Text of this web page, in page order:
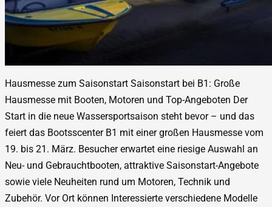
Hausmesse zum Saisonstart Saisonstart bei B1: Große
Hausmesse mit Booten, Motoren und Top-Angeboten Der
Start in die neue Wassersportsaison steht bevor – und das
feiert das Bootsscenter B1 mit einer großen Hausmesse vom
19. bis 21. März. Besucher erwartet eine riesige Auswahl an
Neu- und Gebrauchtbooten, attraktive Saisonstart-Angebote
sowie viele Neuheiten rund um Motoren, Technik und
Zubehör. Vor Ort können Interessierte verschiedene Modelle